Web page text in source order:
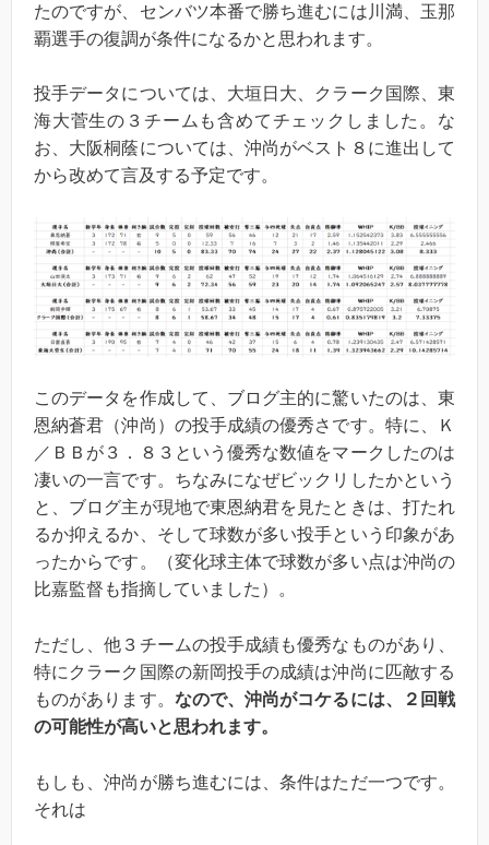
たのですが、センバツ本番で勝ち進むには川満、玉那
覇選手の復調が条件になるかと思われます。
投手データについては、大垣日大、クラーク国際、東
海大菅生の３チームも含めてチェックしました。な
お、大阪桐蔭については、沖尚がベスト８に進出して
から改めて言及する予定です。
このデータを作成して、ブログ主的に驚いたのは、東
恩納蒼君（沖尚）の投手成績の優秀さです。特に、Ｋ
／ＢＢが３．８３という優秀な数値をマークしたのは
凄いの一言です。ちなみになぜビックリしたかという
と、ブログ主が現地で東恩納君を見たときは、打たれ
るか抑えるか、そして球数が多い投手という印象があ
ったからです。（変化球主体で球数が多い点は沖尚の
比嘉監督も指摘していました）。
ただし、他３チームの投手成績も優秀なものがあり、
特にクラーク国際の新岡投手の成績は沖尚に匹敵する
ものがあります。 なので、沖尚がコケるには、２回戦
の可能性が高いと思われます。
もしも、沖尚が勝ち進むには、条件はただ一つです。
それは